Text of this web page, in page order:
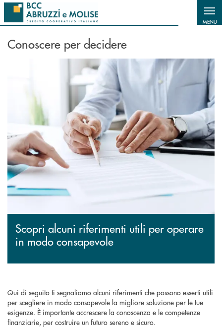
Salta al contenuto principale
MENU
Conoscere per decidere
Scopri alcuni riferimenti utili per operare
in modo consapevole
Qui di seguito ti segnaliamo alcuni riferimenti che possono esserti utili
per scegliere in modo consapevole la migliore soluzione per le tue
esigenze. È importante accrescere la conoscenza e le competenze
finanziarie, per costruire un futuro sereno e sicuro.